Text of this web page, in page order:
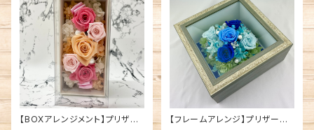
【BOXアレンジメント】プリザー
【フレームアレンジ】プリザーブ